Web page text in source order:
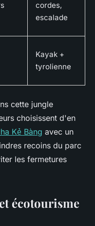
cordes,
escalade
Kayak +
tyrolienne
cette jungle
choisissent d'en
Kẻ Bàng avec un
recoins du parc
les fermetures
écotourisme